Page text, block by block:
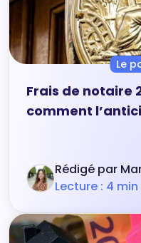
Le
Frais de notaire
comment
Rédigé par
Lecture : 4 min